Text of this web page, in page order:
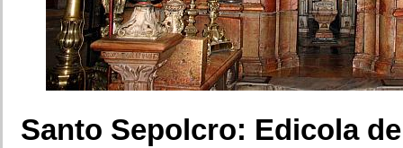
Santo Sepolcro: Edicola